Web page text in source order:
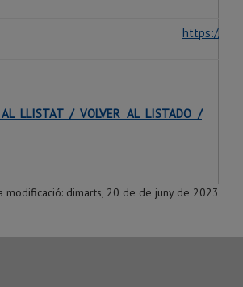
https://
AL LLISTAT / VOLVER AL LISTADO /
modificació: dimarts, 20 de de juny de 2023